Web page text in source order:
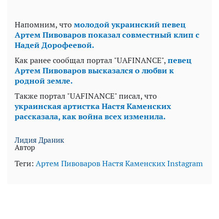
Напомним, чтомолодой украинский певец
Артем Пивоваров показал совместный клип с
Надей Дорофеевой.
Как ранее сообщал портал "UAFINANCE",певец
Артем Пивоваров высказался о любви к
родной земле.
Также портал "UAFINANCE" писал, что
украинская артистка Настя Каменских
рассказала, как война всех изменила.
Лидия Драник
Автор
Теги: Артем ПивоваровНастя КаменскихInstagram